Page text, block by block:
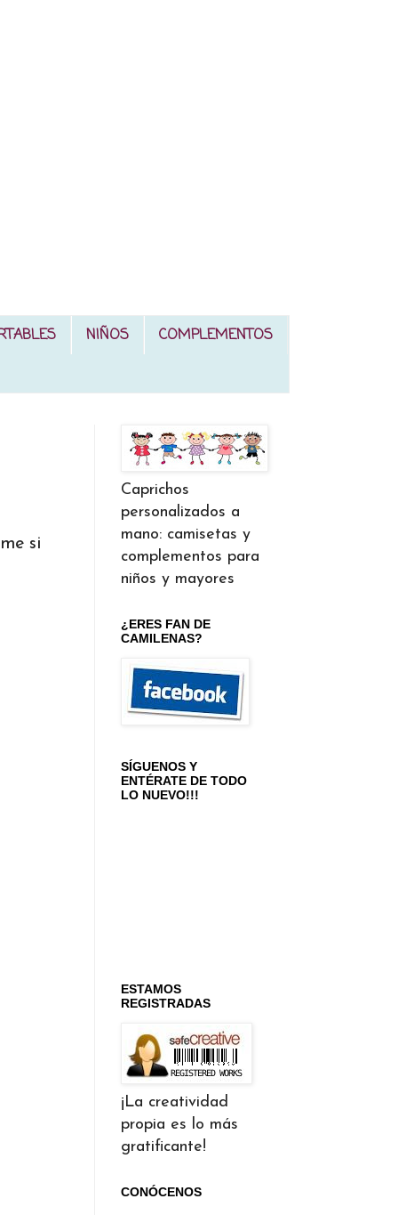
NIÑOS COMPLEMENTOS
si
Caprichos
personalizados a
mano: camisetas y
complementos para
niños y mayores
¿ERES FAN DE
CAMILENAS?
SÍGUENOS Y
ENTÉRATE DE TODO
LO NUEVO!!!
ESTAMOS
REGISTRADAS
¡La creatividad
propia es lo más
gratificante!
CONÓCENOS